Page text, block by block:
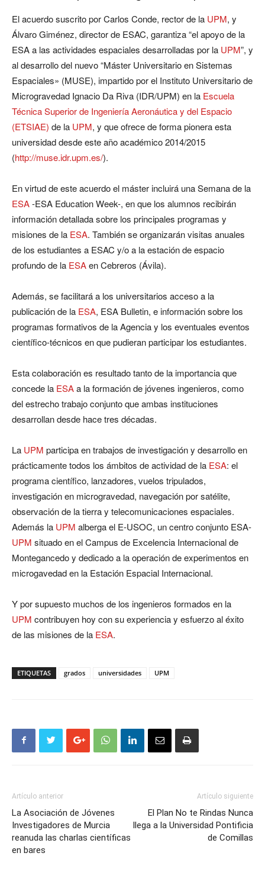
El acuerdo suscrito por Carlos Conde, rector de la UPM, y
Álvaro Giménez, director de ESAC, garantiza “el apoyo de la
ESA a las actividades espaciales desarrolladas por la UPM”, y
al desarrollo del nuevo “Máster Universitario en Sistemas
Espaciales» (MUSE), impartido por el Instituto Universitario de
Microgravedad Ignacio Da Riva (IDR/UPM) en la Escuela
Técnica Superior de Ingeniería Aeronáutica y del Espacio
(ETSIAE) de la UPM, y que ofrece de forma pionera esta
universidad desde este año académico 2014/2015
(http://muse.idr.upm.es/).
En virtud de este acuerdo el máster incluirá una Semana de la
ESA-ESA Education Week-, en que los alumnos recibirán
información detallada sobre los principales programas y
misiones de la ESA. También se organizarán visitas anuales
de los estudiantes a ESAC y/o a la estación de espacio
profundo de la ESAen Cebreros (Ávila).
Además, se facilitará a los universitarios acceso a la
publicación de la ESA, ESA Bulletin, e información sobre los
programas formativos de la Agencia y los eventuales eventos
científico-técnicos en que pudieran participar los estudiantes.
Esta colaboración es resultado tanto de la importancia que
concede la ESAa la formación de jóvenes ingenieros, como
del estrecho trabajo conjunto que ambas instituciones
desarrollan desde hace tres décadas.
La UPM participa en trabajos de investigación y desarrollo en
prácticamente todos los ámbitos de actividad de la ESA: el
programa científico, lanzadores, vuelos tripulados,
investigación en microgravedad, navegación por satélite,
observación de la tierra y telecomunicaciones espaciales.
Además la UPM alberga el E-USOC, un centro conjunto ESA-
UPM situado en el Campus de Excelencia Internacional de
Montegancedo y dedicado a la operación de experimentos en
microgavedad en la Estación Espacial Internacional.
Y por supuesto muchos de los ingenieros formados en la
UPM contribuyen hoy con su experiencia y esfuerzo al éxito
de las misiones de la ESA.
ETIQUETAS grados universidades UPM
Artículo anterior
La Asociación de Jóvenes
Investigadores de Murcia
reanuda las charlas científicas
en bares
Artículo siguiente
El Plan No te Rindas Nunca
llega a la Universidad Pontificia
de Comillas